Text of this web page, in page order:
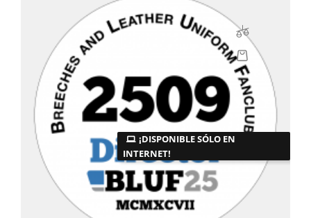
¡DISPONIBLE SÓLO EN
INTERNET!